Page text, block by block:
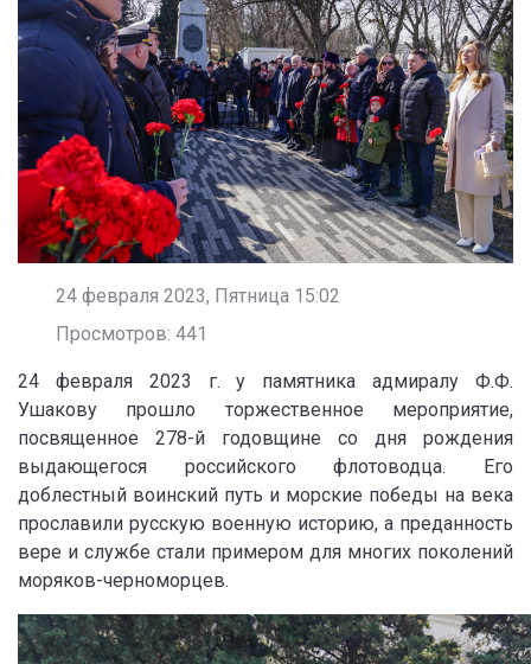
24 февраля 2023, Пятница 15:02
Просмотров: 441
24 февраля 2023 г. у памятника адмиралу Ф.Ф.
Ушакову прошло торжественное мероприятие,
посвященное 278-й годовщине со дня рождения
выдающегося российского флотоводца. Его
доблестный воинский путь и морские победы на века
прославили русскую военную историю, а преданность
вере и службе стали примером для многих поколений
моряков-черноморцев.